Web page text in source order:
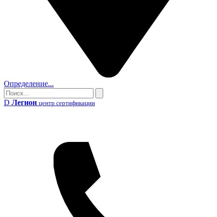
Определение...
Поиск
Поиск
D Легион центр сертификации